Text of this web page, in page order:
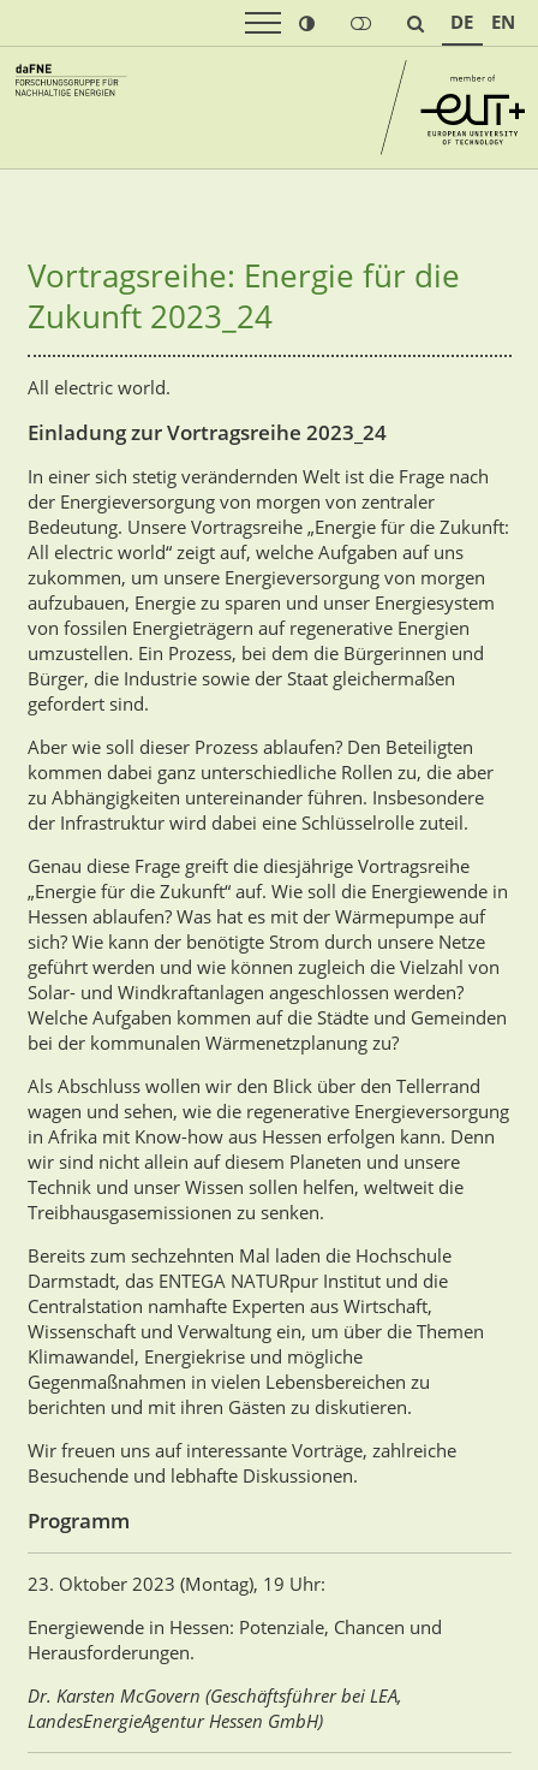
DE EN
Vortragsreihe: Energie für die
Zukunft 2023_24
All electric world.
Einladung zur Vortragsreihe 2023_24
In einer sich stetig verändernden Welt ist die Frage nach
der Energieversorgung von morgen von zentraler
Bedeutung. Unsere Vortragsreihe „Energie für die Zukunft:
All electric world“ zeigt auf, welche Aufgaben auf uns
zukommen, um unsere Energieversorgung von morgen
aufzubauen, Energie zu sparen und unser Energiesystem
von fossilen Energieträgern auf regenerative Energien
umzustellen. Ein Prozess, bei dem die Bürgerinnen und
Bürger, die Industrie sowie der Staat gleichermaßen
gefordert sind.
Aber wie soll dieser Prozess ablaufen? Den Beteiligten
kommen dabei ganz unterschiedliche Rollen zu, die aber
zu Abhängigkeiten untereinander führen. Insbesondere
der Infrastruktur wird dabei eine Schlüsselrolle zuteil.
Genau diese Frage greift die diesjährige Vortragsreihe
„Energie für die Zukunft“ auf. Wie soll die Energiewende in
Hessen ablaufen? Was hat es mit der Wärmepumpe auf
sich? Wie kann der benötigte Strom durch unsere Netze
geführt werden und wie können zugleich die Vielzahl von
Solar- und Windkraftanlagen angeschlossen werden?
Welche Aufgaben kommen auf die Städte und Gemeinden
bei der kommunalen Wärmenetzplanung zu?
Als Abschluss wollen wir den Blick über den Tellerrand
wagen und sehen, wie die regenerative Energieversorgung
in Afrika mit Know-how aus Hessen erfolgen kann. Denn
wir sind nicht allein auf diesem Planeten und unsere
Technik und unser Wissen sollen helfen, weltweit die
Treibhausgasemissionen zu senken.
Bereits zum sechzehnten Mal laden die Hochschule
Darmstadt, das ENTEGA NATURpur Institut und die
Centralstation namhafte Experten aus Wirtschaft,
Wissenschaft und Verwaltung ein, um über die Themen
Klimawandel, Energiekrise und mögliche
Gegenmaßnahmen in vielen Lebensbereichen zu
berichten und mit ihren Gästen zu diskutieren.
Wir freuen uns auf interessante Vorträge, zahlreiche
Besuchende und lebhafte Diskussionen.
Programm
23. Oktober 2023 (Montag), 19 Uhr:
Energiewende in Hessen: Potenziale, Chancen und
Herausforderungen.
Dr. Karsten McGovern (Geschäftsführer bei LEA,
LandesEnergieAgentur Hessen GmbH)